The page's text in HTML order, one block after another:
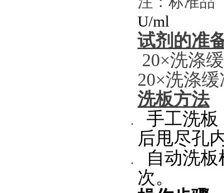
U/ml
试剂的准
20×洗涤
20×洗涤
洗板方法
手工洗板
后甩尽孔
自动洗板
次。